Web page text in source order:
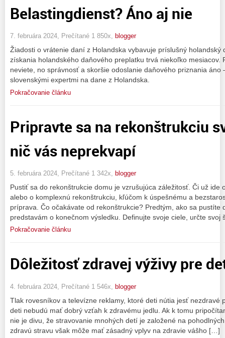
Belastingdienst? Áno aj nie
7. februára 2024, Prečítané 1 850x, blogger
Žiadosti o vrátenie daní z Holandska vybavuje príslušný holandský
získania holandského daňového preplatku trvá niekoľko mesiacov.
neviete, no správnosť a skoršie odoslanie daňového priznania áno
slovenskými expertmi na dane z Holandska.
Pokračovanie článku
Pripravte sa na rekonštrukciu
nič vás neprekvapí
5. februára 2024, Prečítané 1 342x, blogger
Pustiť sa do rekonštrukcie domu je vzrušujúca záležitosť. Či už ide
alebo o komplexnú rekonštrukciu, kľúčom k úspešnému a
príprava. Čo očakávate od rekonštrukcie? Predtým, ako sa pustíte
predstavám o konečnom výsledku. Definujte svoje ciele, určte
Pokračovanie článku
Dôležitosť zdravej výživy pre
4. februára 2024, Prečítané 1 546x, blogger
Tlak rovesníkov a televízne reklamy, ktoré deti nútia jesť nezdravé
deti nebudú mať dobrý vzťah k zdravému jedlu. Ak k tomu
nie je divu, že stravovanie mnohých detí je založené na
zdravú stravu však môže mať zásadný vplyv na zdravie vášho […]